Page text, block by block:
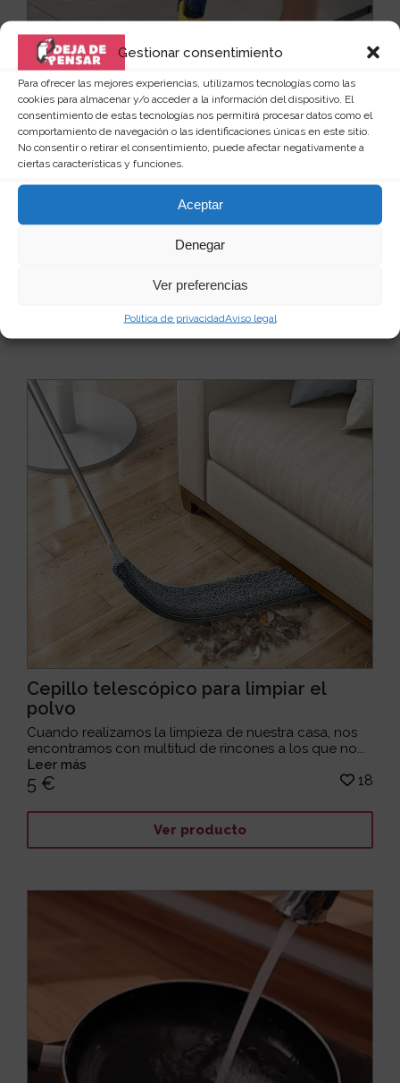
Gestionar consentimiento
Para ofrecer las mejores experiencias, utilizamos tecnologías como las
cookies para almacenar y/o acceder a la información del dispositivo. El
consentimiento de estas tecnologías nos permitirá procesar datos como el
comportamiento de navegación o las identificaciones únicas en este sitio.
No consentir o retirar el consentimiento, puede afectar negativamente a
ciertas características y funciones.
Aceptar
Denegar
Ver preferencias
Política de privacidadAviso legal
Fregona triangular multiusos
La limpieza de tu hogar, a partir de ahora, se va a
convertir en una tarea fácil y rápida, porque co...
Ver producto
Cepillo telescópico para limpiar el
polvo
Cuando realizamos la limpieza de nuestra casa, nos
encontramos con multitud de rincones a los que no...
Leer más
5 € 18
Ver producto